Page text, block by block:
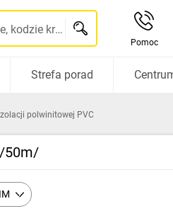
Szukaj po nazwie, indeksie, producencie, kodzie kreskowym...
Pomoc
Strefa porad
polwinitowej PVC
/50m/